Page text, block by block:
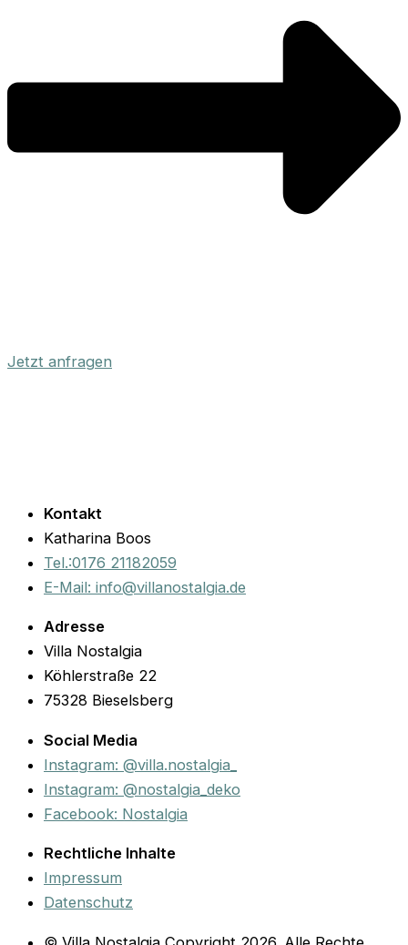
Jetzt anfragen
Kontakt
Katharina Boos
Tel.:0176 21182059
E-Mail: info@villanostalgia.de
Adresse
Villa Nostalgia
Köhlerstraße 22
75328 Bieselsberg
Social Media
Instagram: @villa.nostalgia_
Instagram: @nostalgia_deko
Facebook: Nostalgia
Rechtliche Inhalte
Impressum
Datenschutz